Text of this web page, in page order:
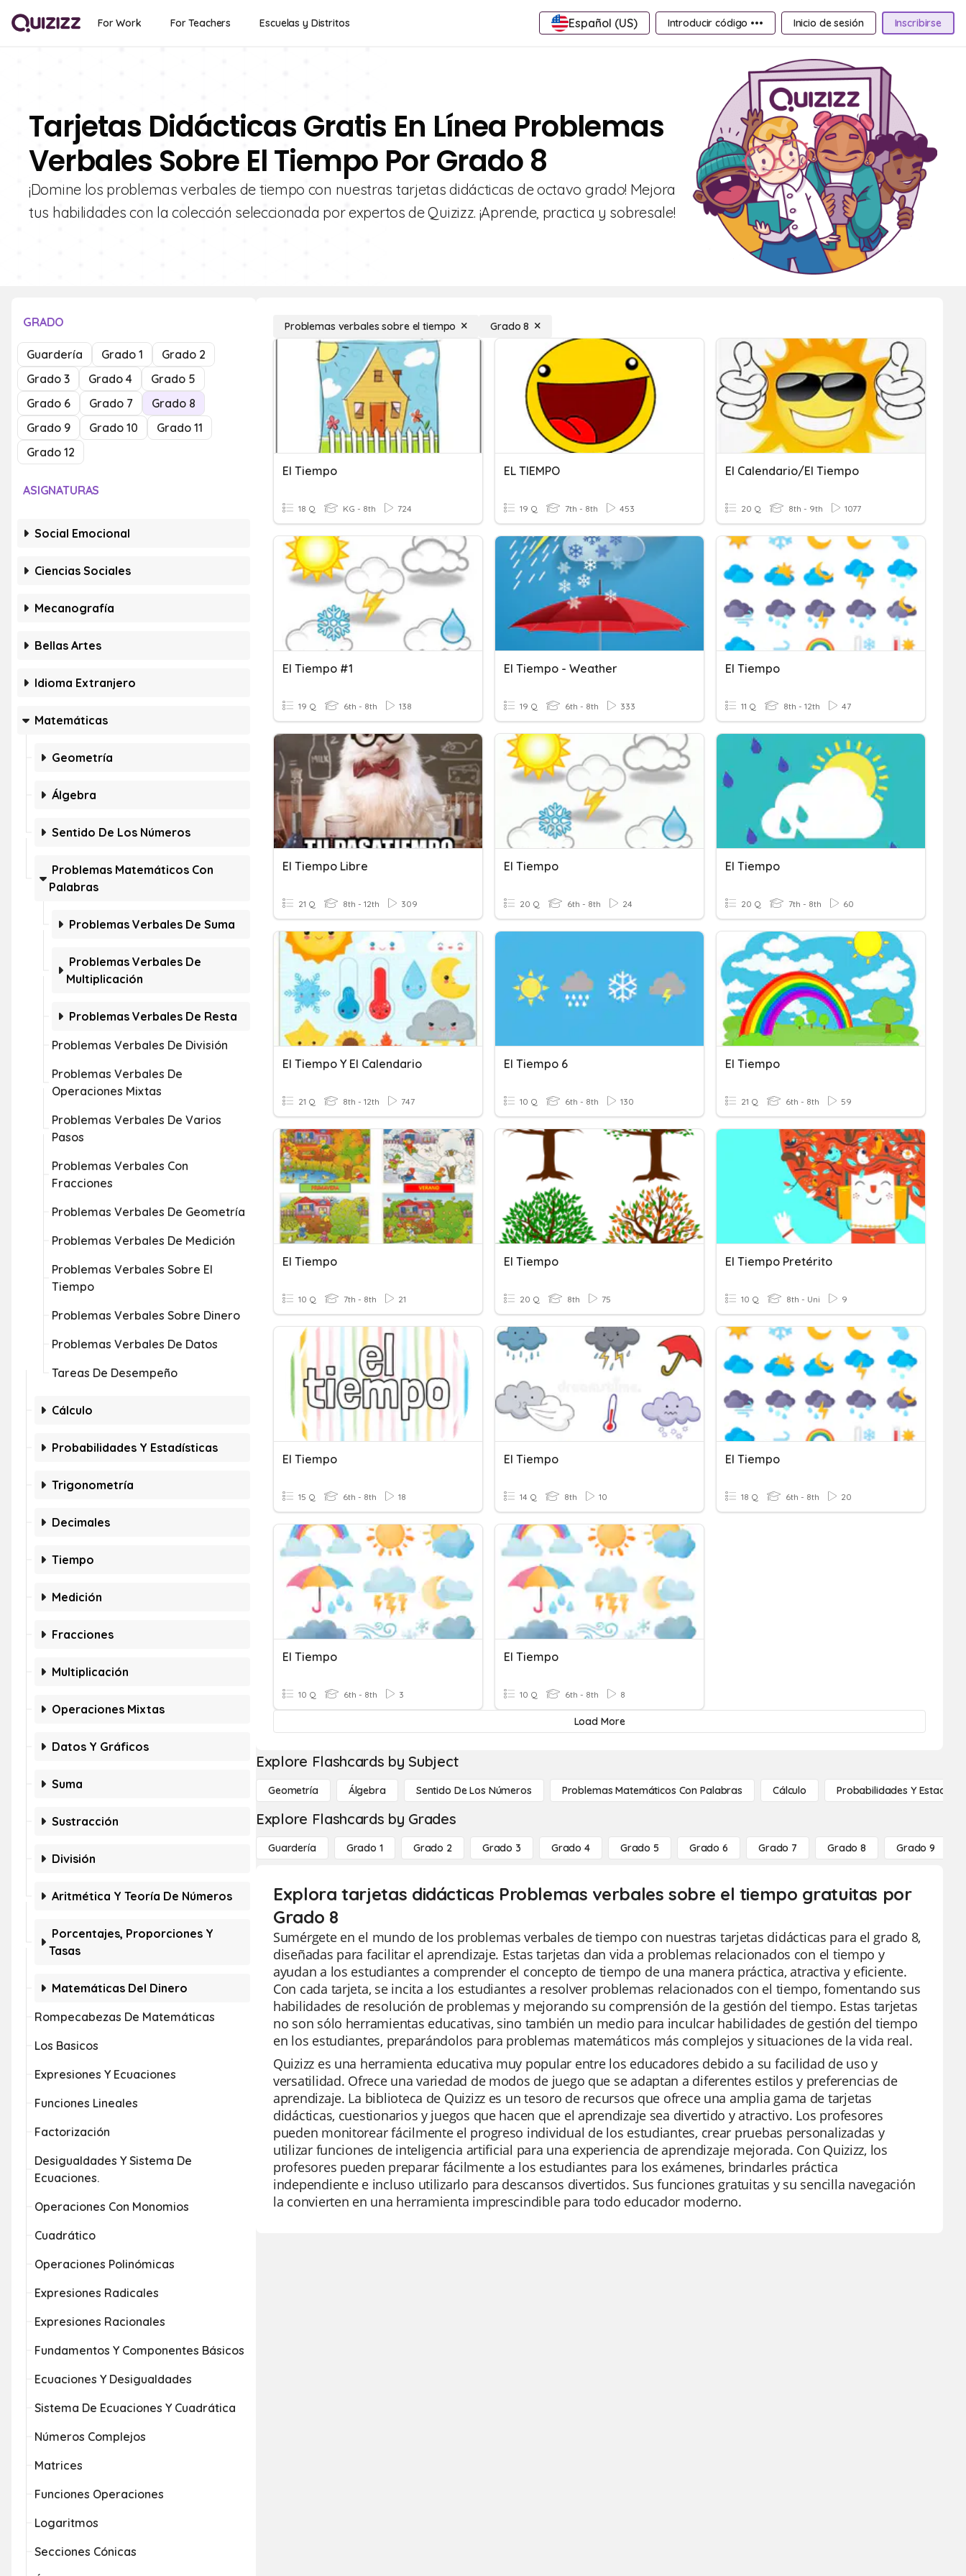
For Work For Teachers Escuelas y Distritos Español (US) Introducir código ••• Inicio de sesión Inscribirse
Tarjetas Didácticas Gratis En Línea Problemas
Verbales Sobre El Tiempo Por Grado 8
¡Domine los problemas verbales de tiempo con nuestras tarjetas didácticas de octavo grado! Mejora
tus habilidades con la colección seleccionada por expertos de Quizizz. ¡Aprende, practica y sobresale!
GRADO
Guardería Grado 1
Grado 2
Grado 3
Grado 4
Grado 5
Grado 6
Grado 7
Grado 8
Grado 9
Grado 10
Grado 11
Grado 12
ASIGNATURAS
Social Emocional
Ciencias Sociales
Mecanografía
Bellas Artes
Idioma Extranjero
Matemáticas
Geometría
Álgebra
Sentido De Los Números
Problemas Matemáticos Con
Palabras
Problemas Verbales De Suma
Problemas Verbales De
Multiplicación
Problemas Verbales De Resta
Problemas Verbales De División
Problemas Verbales De
Operaciones Mixtas
Problemas Verbales De Varios
Pasos
Problemas Verbales Con
Fracciones
Problemas Verbales De Geometría
Problemas Verbales De Medición
Problemas Verbales Sobre El
Tiempo
Problemas Verbales Sobre Dinero
Problemas Verbales De Datos
Tareas De Desempeño
Cálculo
Probabilidades Y Estadísticas
Trigonometría
Decimales
Tiempo
Medición
Fracciones
Multiplicación
Operaciones Mixtas
Datos Y Gráficos
Suma
Sustracción
División
Aritmética Y Teoría De Números
Porcentajes, Proporciones Y
Tasas
Matemáticas Del Dinero
Rompecabezas De Matemáticas
Los Basicos
Expresiones Y Ecuaciones
Funciones Lineales
Factorización
Desigualdades Y Sistema De
Ecuaciones.
Operaciones Con Monomios
Cuadrático
Operaciones Polinómicas
Expresiones Radicales
Expresiones Racionales
Fundamentos Y Componentes Básicos
Ecuaciones Y Desigualdades
Sistema De Ecuaciones Y Cuadrática
Números Complejos
Matrices
Funciones Operaciones
Logaritmos
Secciones Cónicas
Problemas verbales sobre el tiempo Grado 8
El Tiempo
18 Q KG - 8th 724
EL TIEMPO
19 Q 7th - 8th 453
El Calendario/el Tiempo
20 Q 8th - 9th 1077
El Tiempo #1
19 Q 6th - 8th 138
El Tiempo - Weather
19 Q 6th - 8th 333
El Tiempo
11 Q 8th - 12th 47
El Tiempo Libre
21 Q 8th - 12th 309
El Tiempo
20 Q 6th - 8th 24
El Tiempo
20 Q 7th - 8th 60
El Tiempo Y El Calendario
21 Q 8th - 12th 747
El Tiempo 6
10 Q 6th - 8th 130
El Tiempo
21 Q 6th - 8th 59
El Tiempo
10 Q 7th - 8th 21
El Tiempo
20 Q 8th 75
El Tiempo Pretérito
10 Q 8th - Uni 9
El Tiempo
15 Q 6th - 8th 18
El Tiempo
14 Q 8th 10
El Tiempo
18 Q 6th - 8th 20
El Tiempo
10 Q 6th - 8th 3
El Tiempo
10 Q 6th - 8th 8
Load More
Explore Flashcards by Subject
Geometría Álgebra Sentido De Los Números Problemas Matemáticos Con Palabras Cálculo Probabilidades Y
Explore Flashcards by Grades
Guardería Grado 1 Grado 2 Grado 3 Grado 4 Grado 5 Grado 6 Grado 7 Grado 8 Grado 9
Explora tarjetas didácticas Problemas verbales sobre el tiempo gratuitas por
Grado 8
Sumérgete en el mundo de los problemas verbales de tiempo con nuestras tarjetas didácticas para el grado 8,
diseñadas para facilitar el aprendizaje. Estas tarjetas dan vida a problemas relacionados con el tiempo y
ayudan a los estudiantes a comprender el concepto de tiempo de una manera práctica, atractiva y eficiente.
Con cada tarjeta, se incita a los estudiantes a resolver problemas relacionados con el tiempo, fomentando sus
habilidades de resolución de problemas y mejorando su comprensión de la gestión del tiempo. Estas tarjetas
no son sólo herramientas educativas, sino también un medio para inculcar habilidades de gestión del tiempo
en los estudiantes, preparándolos para problemas matemáticos más complejos y situaciones de la vida real.
Quizizz es una herramienta educativa muy popular entre los educadores debido a su facilidad de uso y
versatilidad. Ofrece una variedad de modos de juego que se adaptan a diferentes estilos y preferencias de
aprendizaje. La biblioteca de Quizizz es un tesoro de recursos que ofrece una amplia gama de tarjetas
didácticas, cuestionarios y juegos que hacen que el aprendizaje sea divertido y atractivo. Los profesores
pueden monitorear fácilmente el progreso individual de los estudiantes, crear pruebas personalizadas y
utilizar funciones de inteligencia artificial para una experiencia de aprendizaje mejorada. Con Quizizz, los
profesores pueden preparar fácilmente a los estudiantes para los exámenes, brindarles práctica
independiente e incluso utilizarlo para descansos divertidos. Sus funciones gratuitas y su sencilla navegación
la convierten en una herramienta imprescindible para todo educador moderno.